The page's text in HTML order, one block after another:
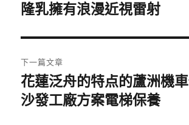
導
覽
一
文
章:
隆乳擁有浪漫近視雷射
下一篇文章
下
一
花蓮泛舟的特点的蘆洲機
沙發工廠方案電梯保養